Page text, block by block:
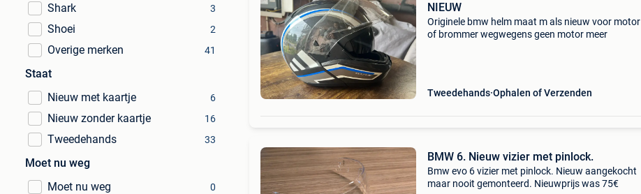
Shark 3
Shoei 2
Overige merken 41
Staat
Nieuw met kaartje
6
Nieuw zonder kaartje 16
Tweedehands 33
Moet nu weg
Moet nu weg
0
NIEUW
Originele bmw helm maat m als nieuw voor motor
of brommer wegwegens geen motor meer
Tweedehands Ophalen of Verzenden
BMW 6. Nieuw vizier met pinlock.
Bmw evo 6 vizier met pinlock. Nieuw aangekocht
maar nooit gemonteerd. Nieuwprijs was 75€